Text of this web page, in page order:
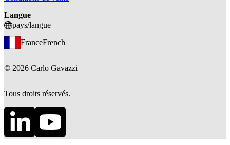
Langue
pays/langue
FranceFrench
© 2026 Carlo Gavazzi
Tous droits réservés.